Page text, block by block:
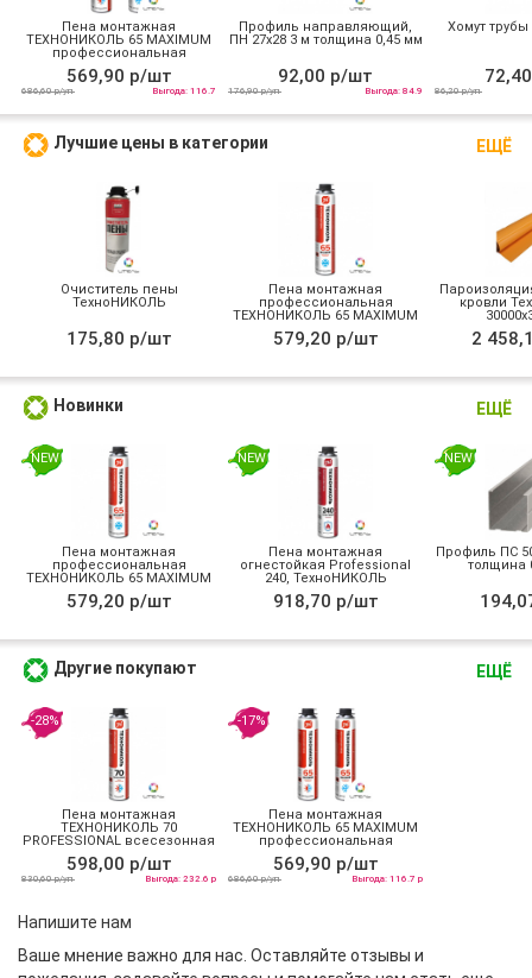
Пена монтажная
ТЕХНОНИКОЛЬ 65 MAXIMUM
профессиональная
всесезонная
569,90 р/шт
686,60 р/уп Выгода: 116.7
Профиль направляющий,
ПН 27х28 3 м толщина 0,45 мм
92,00 р/шт
176,90 р/уп Выгода: 84.9
Хомут трубы
86,20 р/уп
ЕЩЁ
Лучшие цены в категории
Очиститель пены
ТехноНИКОЛЬ
175,80 р/шт
Пена монтажная
профессиональная
ТЕХНОНИКОЛЬ 65 MAXIMUM
зимняя
579,20 р/шт
кровли
2
ЕЩЁ
Новинки
NEW
Пена монтажная
профессиональная
ТЕХНОНИКОЛЬ 65 MAXIMUM
зимняя
579,20 р/шт
NEW
Пена монтажная
огнестойкая Professional
240, ТехноНИКОЛЬ
918,70 р/шт
NEW
Профиль ПС
толщина
ЕЩЁ
Другие покупают
-28%
Пена монтажная
ТЕХНОНИКОЛЬ 70
PROFESSIONAL всесезонная
598,00 р/шт
830,60 р/уп Выгода: 232.6 р
-17%
Пена монтажная
ТЕХНОНИКОЛЬ 65 MAXIMUM
профессиональная
всесезонная
569,90 р/шт
686,60 р/уп Выгода: 116.7 р
Напишите нам
Ваше мнение важно для нас. Оставляйте отзывы и